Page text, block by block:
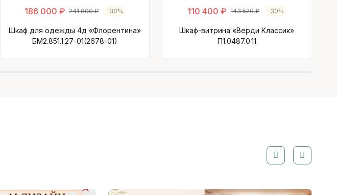
186 000 ₽ 241 800 ₽ -30%
Шкаф для одежды 4д «Флорентина»
БМ2.851.1.27-01(2678-01)
110 400 ₽ 143 520 ₽ -30%
Шкаф-витрина «Верди Классик»
П1.0487.0.11